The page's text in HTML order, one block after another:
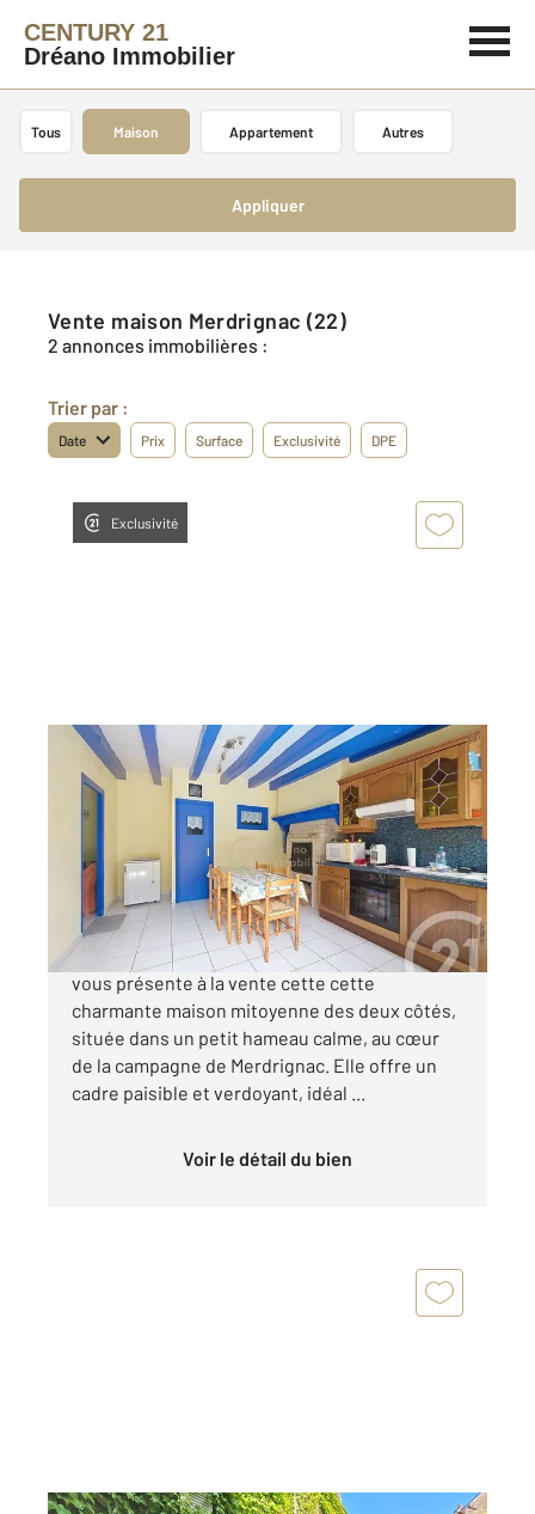
CENTURY 21
Dréano Immobilier
Tous Maison Appartement Autres
Appliquer
Vente maison Merdrignac (22)
2 annonces immobilières :
Trier par :
Date Prix Surface Exclusivité DPE
Exclusivité
MERDRIGNAC 22
42,34 m
, 3 pièces
Ref : 4118
Maison à vendre
70 550 €
Marina MARGELY Century 21 Dréano Immobilier
vous présente à la vente cette cette
charmante maison mitoyenne des deux côtés,
située dans un petit hameau calme, au cœur
de la campagne de Merdrignac. Elle offre un
cadre paisible et verdoyant, idéal ...
Voir le détail du bien